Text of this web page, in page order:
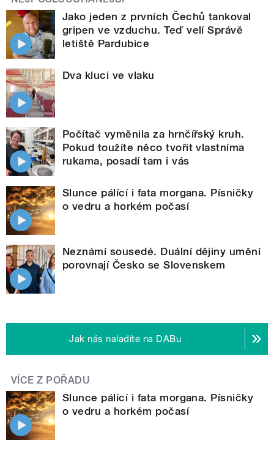
Jako jeden z prvních Čechů tankoval
gripen ve vzduchu. Teď velí Správě
letiště Pardubice
Dva kluci ve vlaku
Počítač vyměnila za hrnčířský kruh.
Pokud toužíte něco tvořit vlastníma
rukama, posadí tam i vás
Slunce pálící i fata morgana. Písničky
o vedru a horkém počasí
Neznámí sousedé. Duální dějiny umění
porovnají Česko se Slovenskem
Jak nás naladíte na DABu
VÍCE Z POŘADU
Slunce pálící i fata morgana. Písničky
o vedru a horkém počasí